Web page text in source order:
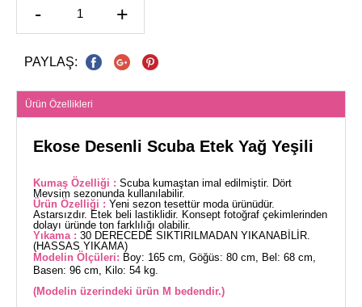
- +
PAYLAŞ:
Ürün Özellikleri
Ekose Desenli Scuba Etek Yağ Yeşili
Kumaş Özelliği : Scuba kumaştan imal edilmiştir. Dört
Mevsim sezonunda kullanılabilir.
Ürün Özelliği : Yeni sezon tesettür moda ürünüdür.
Astarsızdır. Etek beli lastiklidir. Konsept fotoğraf çekimlerinden
dolayı üründe ton farklılığı olabilir.
Yıkama : 30 DERECEDE SIKTIRILMADAN YIKANABİLİR.
(HASSAS YIKAMA)
Modelin Ölçüleri: Boy: 165 cm, Göğüs: 80 cm, Bel: 68 cm,
Basen: 96 cm, Kilo: 54 kg.
(Modelin üzerindeki ürün M bedendir.)